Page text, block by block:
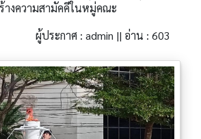
างความสามัคคีในหมู่คณะ
ผู้ประกาศ : admin || อ่าน : 603